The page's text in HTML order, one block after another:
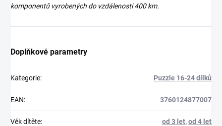
komponentů vyrobených do vzdálenosti 400 km.
Doplňkové parametry
Kategorie: Puzzle 16-24 dílků
EAN: 3760124877007
Věk dítěte: od 3 let,od 4 let